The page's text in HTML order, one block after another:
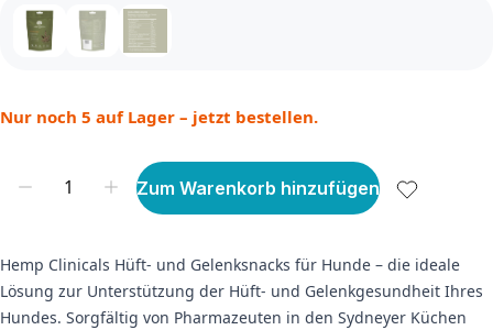
Nur noch 5 auf Lager – jetzt bestellen.
Zum Warenkorb hinzufügen
Hemp Clinicals Hüft- und Gelenksnacks für Hunde – die ideale
Lösung zur Unterstützung der Hüft- und Gelenkgesundheit Ihres
Hundes. Sorgfältig von Pharmazeuten in den Sydneyer Küchen